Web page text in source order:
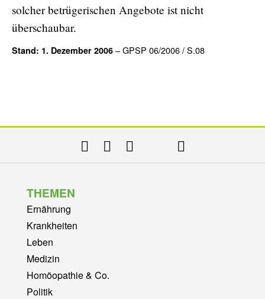
solcher betrügerischen Angebote ist nicht
überschaubar.
Stand: 1. Dezember 2006 – GPSP 06/2006 / S.08
THEMEN
Ernährung
Krankheiten
Leben
Medizin
Homöopathie & Co.
Politik